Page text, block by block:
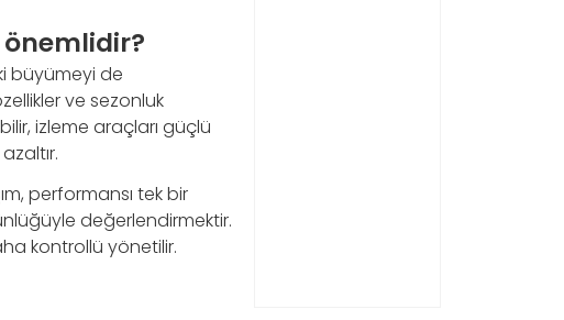
büyümeyi de
ve sezonluk
izleme araçları güçlü
performansı tek bir
değerlendirmektir.
kontrollü yönetilir.